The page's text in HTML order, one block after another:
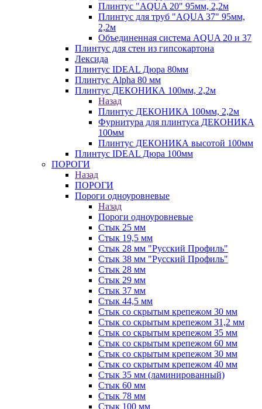
Плинтус "AQUA 20" 95мм, 2,2м
Плинтус для труб "AQUA 37" 95мм,
2,2м
Объединенная система AQUA 20 и 37
Плинтус для стен из гипсокартона
Лексида
Плинтус IDEAL Дюра 80мм
Плинтус Alpha 80 мм
Плинтус ДЕКОНИКА 100мм, 2,2м
Назад
Плинтус ДЕКОНИКА 100мм, 2,2м
Фурнитура для плинтуса ДЕКОНИКА
100мм
Плинтус ДЕКОНИКА высотой 100мм
Плинтус IDEAL Дюра 100мм
ПОРОГИ
Назад
ПОРОГИ
Пороги одноуровневые
Назад
Пороги одноуровневые
Стык 25 мм
Стык 19,5 мм
Стык 28 мм "Русский Профиль"
Стык 38 мм "Русский Профиль"
Стык 28 мм
Стык 29 мм
Стык 37 мм
Стык 44,5 мм
Стык со скрытым крепежом 30 мм
Стык со скрытым крепежом 31,2 мм
Стык со скрытым крепежом 35 мм
Стык со скрытым крепежом 60 мм
Стык со скрытым крепежом 30 мм
Стык со скрытым крепежом 40 мм
Стык 35 мм (ламинированный)
Стык 60 мм
Стык 78 мм
Стык 100 мм